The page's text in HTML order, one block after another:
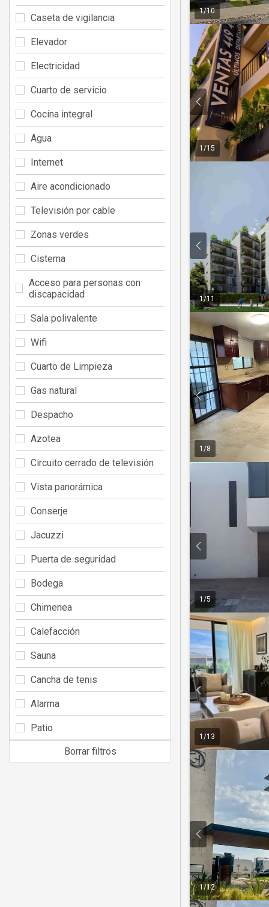
1/10
1 /15
1/11
1 /8
1/5
1 /13
1/12
Caseta de vigilancia
Elevador
Electricidad
Cuarto de servicio
Cocina integral
Agua
Internet
Aire acondicionado
Televisión por cable
Zonas verdes
Cisterna
Acceso para personas con
discapacidad
Sala polivalente
Wifi
Cuarto de Limpieza
Gas natural
Despacho
Azotea
Circuito cerrado de televisión
Vista panorámica
Conserje
Jacuzzi
Puerta de seguridad
Bodega
Chimenea
Calefacción
Sauna
Cancha de tenis
Alarma
Patio
Borrar filtros